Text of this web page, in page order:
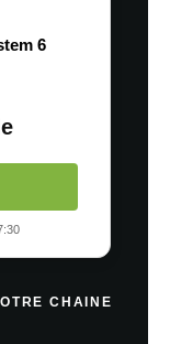
6
CHAINE